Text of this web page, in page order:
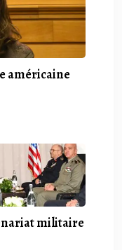
américaine
militaire